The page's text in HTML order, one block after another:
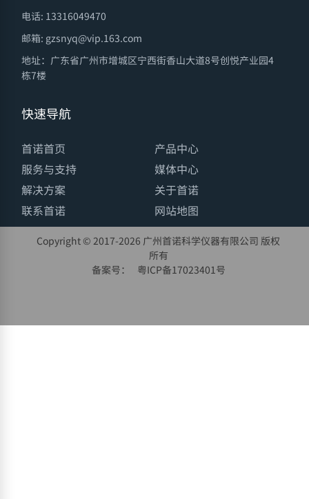
电话: 13316049470
邮箱: gzsnyq@vip.163.com
地址：广东省广州市增城区宁西街香山大道8号创悦产业园4
栋7楼
快速导航
首诺首页
产品中心
服务与支持
媒体中心
解决方案
关于首诺
联系首诺
网站地图
Copyright © 2017-2026 广州首诺科学仪器有限公司 版权
所有
备案号：
粤ICP备17023401号